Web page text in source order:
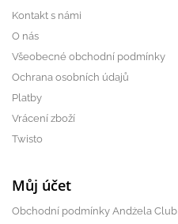
Kontakt s námi
O nás
Všeobecné obchodní podmínky
Ochrana osobních údajů
Platby
Vrácení zboží
Twisto
Můj účet
Obchodní podmínky Andżela Club